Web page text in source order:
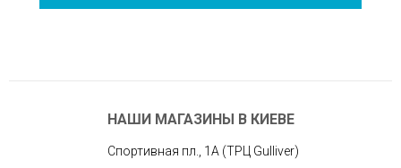
НАШИ МАГАЗИНЫ В КИЕВЕ
Спортивная пл., 1А (ТРЦ Gulliver)